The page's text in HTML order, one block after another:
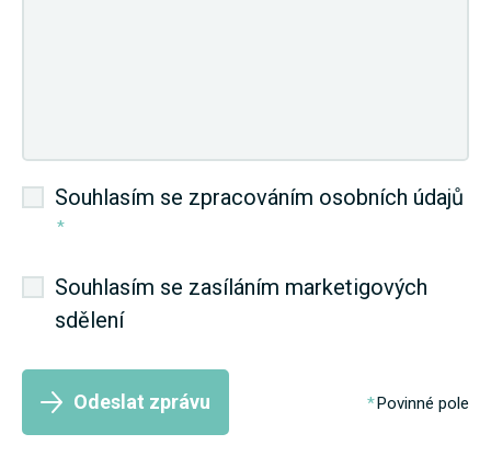
Souhlasím se zpracováním osobních údajů
*
Souhlasím se zasíláním marketigových
sdělení
Odeslat zprávu Povinné pole